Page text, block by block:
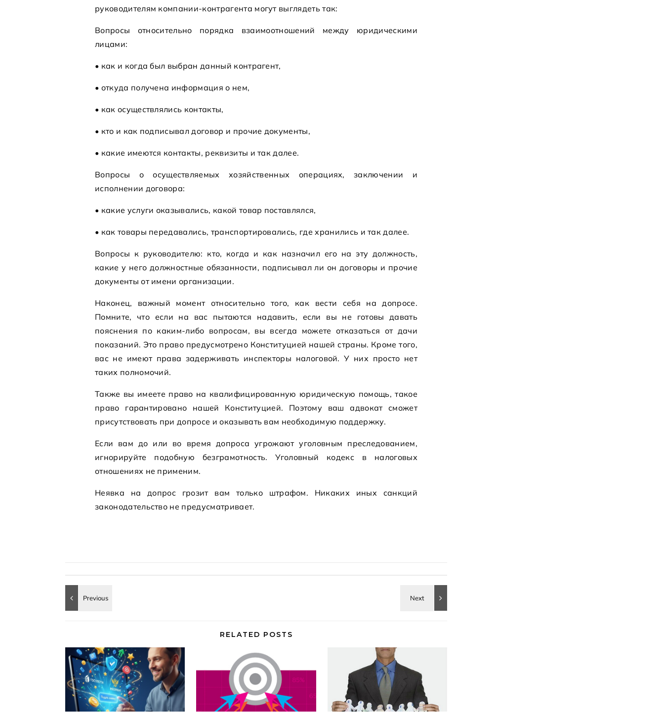
руководителям компании-контрагента могут выглядеть так:
Вопросы относительно порядка взаимоотношений между юридическими
лицами:
• как и когда был выбран данный контрагент,
• откуда получена информация о нем,
• как осуществлялись контакты,
• кто и как подписывал договор и прочие документы,
• какие имеются контакты, реквизиты и так далее.
Вопросы о осуществляемых хозяйственных операциях, заключении и
исполнении договора:
• какие услуги оказывались, какой товар поставлялся,
• как товары передавались, транспортировались, где хранились и так далее.
Вопросы к руководителю: кто, когда и как назначил его на эту должность,
какие у него должностные обязанности, подписывал ли он договоры и прочие
документы от имени организации.
Наконец, важный момент относительно того, как вести себя на допросе.
Помните, что если на вас пытаются надавить, если вы не готовы давать
пояснения по каким-либо вопросам, вы всегда можете отказаться от дачи
показаний. Это право предусмотрено Конституцией нашей страны. Кроме того,
вас не имеют права задерживать инспекторы налоговой. У них просто нет
таких полномочий.
Также вы имеете право на квалифицированную юридическую помощь, такое
право гарантировано нашей Конституцией. Поэтому ваш адвокат сможет
присутствовать при допросе и оказывать вам необходимую поддержку.
Если вам до или во время допроса угрожают уголовным преследованием,
игнорируйте подобную безграмотность. Уголовный кодекс в налоговых
отношениях не применим.
Неявка на допрос грозит вам только штрафом. Никаких иных санкций
законодательство не предусматривает.
RELATED POSTS